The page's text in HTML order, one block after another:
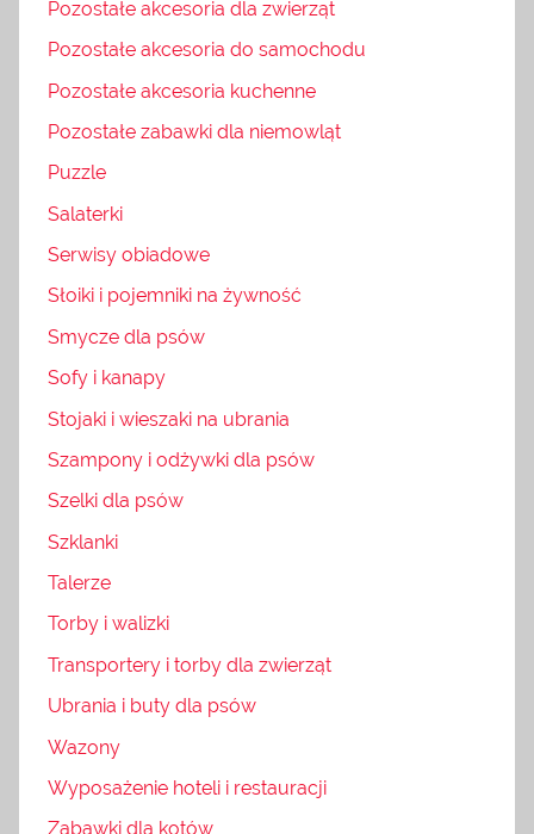
Pozostałe akcesoria dla zwierząt
Pozostałe akcesoria do samochodu
Pozostałe akcesoria kuchenne
Pozostałe zabawki dla niemowląt
Puzzle
Salaterki
Serwisy obiadowe
Słoiki i pojemniki na żywność
Smycze dla psów
Sofy i kanapy
Stojaki i wieszaki na ubrania
Szampony i odżywki dla psów
Szelki dla psów
Szklanki
Talerze
Torby i walizki
Transportery i torby dla zwierząt
Ubrania i buty dla psów
Wazony
Wyposażenie hoteli i restauracji
Zabawki dla kotów